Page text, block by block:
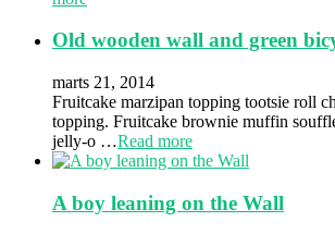
Old wooden wall and green
marts 21, 2014
Fruitcake marzipan topping tootsie roll
topping. Fruitcake brownie muffin
jelly-o …Read more
A boy leaning on the Wall